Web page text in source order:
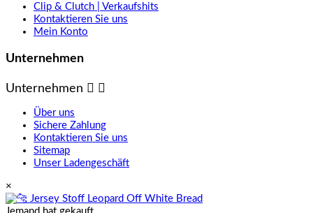
Clip & Clutch | Verkaufshits
Kontaktieren Sie uns
Mein Konto
Unternehmen
Unternehmen
Über uns
Sichere Zahlung
Kontaktieren Sie uns
Sitemap
Unser Ladengeschäft
×